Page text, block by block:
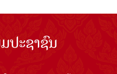
ະຊາຊົນ